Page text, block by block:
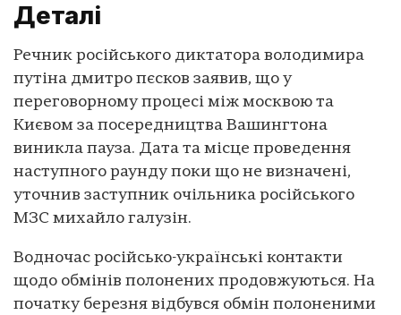
Деталі
Речник російського диктатора володимира
путіна дмитро пєсков заявив, що у
переговорному процесі між москвою та
Києвом за посередництва Вашингтона
виникла пауза. Дата та місце проведення
наступного раунду поки що не визначені,
уточнив заступник очільника російського
МЗС михайло галузін.
Водночас російсько-українські контакти
щодо обмінів полонених продовжуються. На
початку березня відбувся обмін полоненими